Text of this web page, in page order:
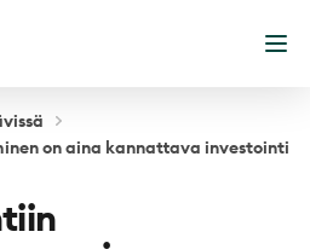
on aina kannattava investointi